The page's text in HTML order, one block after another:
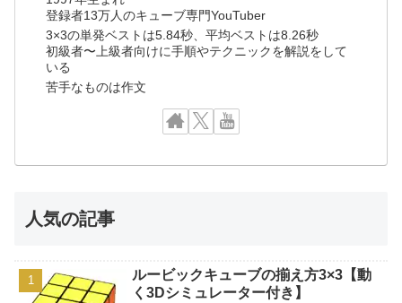
登録者13万人のキューブ専門YouTuber
3×3の単発ベストは5.84秒、平均ベストは8.26秒
初級者〜上級者向けに手順やテクニックを解説をして
いる
苦手なものは作文
人気の記事
ルービックキューブの揃え方3×3【動
く3Dシミュレーター付き】